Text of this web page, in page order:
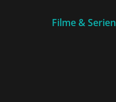
Filme & Serien